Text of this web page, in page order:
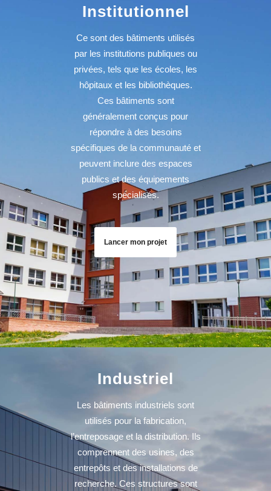
Institutionnel
Ce sont des bâtiments utilisés
par les institutions publiques ou
privées, tels que les écoles, les
hôpitaux et les bibliothèques.
Ces bâtiments sont
généralement conçus pour
répondre à des besoins
spécifiques de la communauté et
peuvent inclure des espaces
publics et des équipements
spécialisés.
Lancer mon projet
Industriel
Les bâtiments industriels sont
utilisés pour la fabrication,
l’entreposage et la distribution. Ils
comprennent des usines, des
entrepôts et des installations de
recherche. Ces structures sont